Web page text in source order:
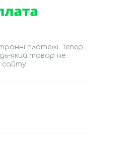
платежі. Тепер
який товар не
сайту.